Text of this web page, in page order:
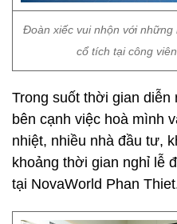
Đoàn xiếc vui nhộn với
cổ tích tại công
Trong suốt thời gian diễn
bên cạnh việc hoà mình
nhiệt, nhiều nhà đầu tư,
khoảng thời gian nghỉ lễ
tại NovaWorld Phan